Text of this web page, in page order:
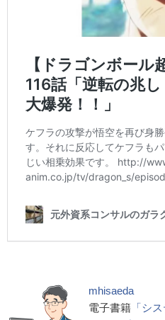
mhisaeda
電子書籍 「シ